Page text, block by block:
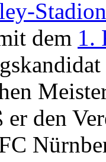
Stadion
dem 1.
er den